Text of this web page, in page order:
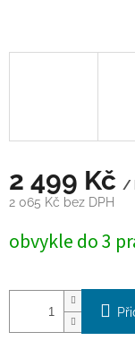
2 499 Kč /
2 065 Kč bez DPH
cena:
obvykle do 3